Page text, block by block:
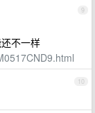
9
不一样
10